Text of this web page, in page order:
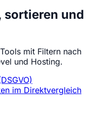
und
mit Filtern nach
und Hosting.
im Direktvergleich